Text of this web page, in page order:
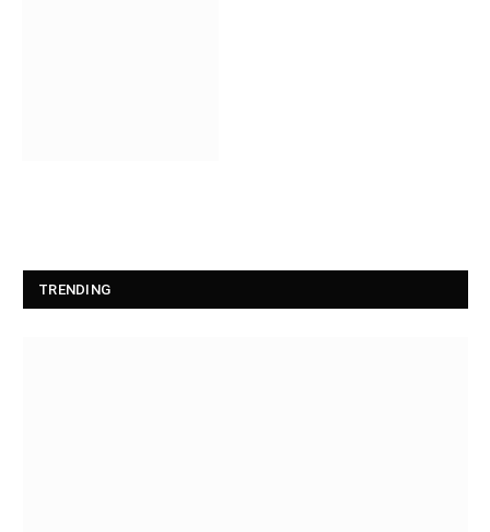
TRENDING